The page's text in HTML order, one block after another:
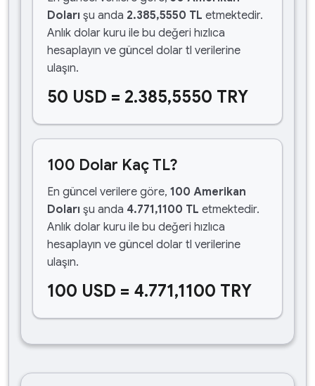
Doları şu anda 2.385,5550 TL etmektedir.
Anlık dolar kuru ile bu değeri hızlıca
hesaplayın ve güncel dolar tl verilerine
ulaşın.
50 USD = 2.385,5550 TRY
100 Dolar Kaç TL?
En güncel verilere göre, 100 Amerikan
Doları şu anda 4.771,1100 TL etmektedir.
Anlık dolar kuru ile bu değeri hızlıca
hesaplayın ve güncel dolar tl verilerine
ulaşın.
100 USD = 4.771,1100 TRY